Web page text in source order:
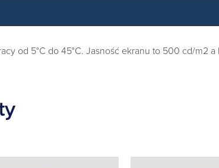
od 5°C do 45°C. Jasność ekranu to 500 cd/m2 a